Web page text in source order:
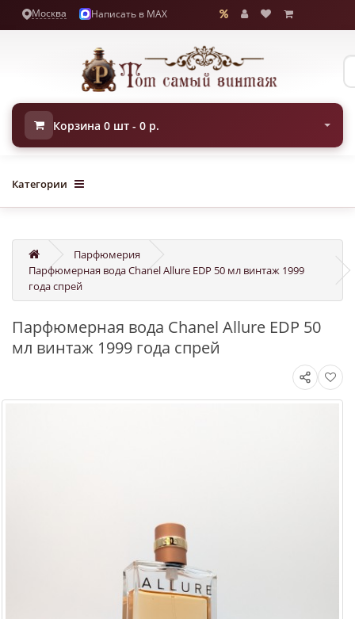
Москва Написать в MAX
Корзина 0 шт - 0 р.
Категории
Парфюмерия
Парфюмерная вода Chanel Allure EDP 50 мл винтаж 1999
года спрей
Парфюмерная вода Chanel Allure EDP 50
мл винтаж 1999 года спрей